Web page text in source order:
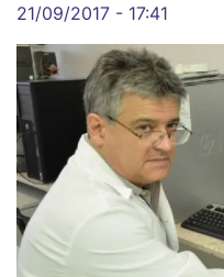
21/09/2017 - 17:41